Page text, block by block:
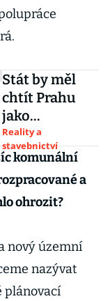
Stát by měl
chtít Prahu
jako
dvoumilionov
é město,
odborníci na
konferenci E15
Reality a
stavebnictví
komunální
a
ohrozit?
nový územní
nazývat
plánovací